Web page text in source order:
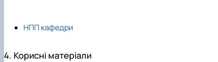
НПП кафедри
4. Корисні матеріали